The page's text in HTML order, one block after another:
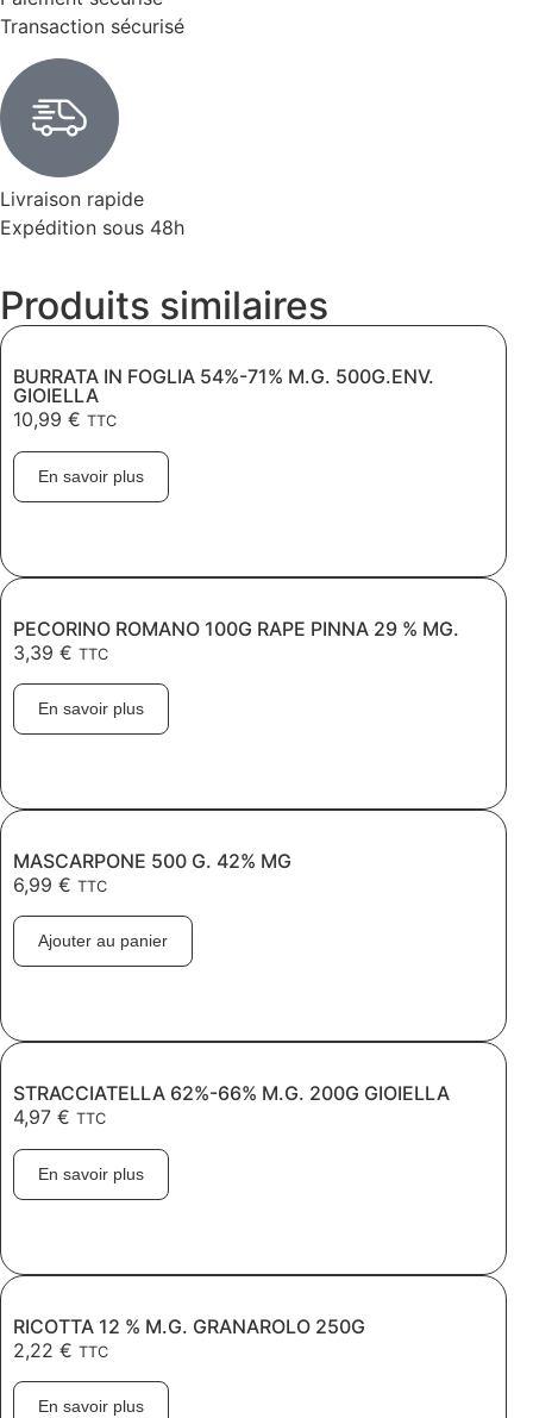
Transaction sécurisé
Livraison rapide
Expédition sous 48h
Produits similaires
BURRATA IN FOGLIA 54%-71% M.G. 500G.ENV.
GIOIELLA
10,99 € TTC
En savoir plus
PECORINO ROMANO 100G RAPE PINNA 29 % MG.
3,39 € TTC
En savoir plus
MASCARPONE 500 G. 42% MG
6,99 € TTC
Ajouter au panier
STRACCIATELLA 62%-66% M.G. 200G GIOIELLA
4,97 € TTC
En savoir plus
RICOTTA 12 % M.G. GRANAROLO 250G
2,22 € TTC
En savoir plus